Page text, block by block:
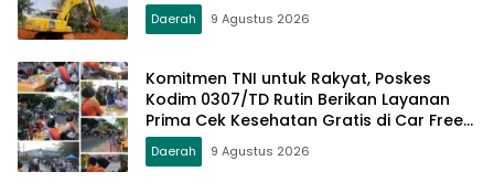
Daerah 9 Agustus 2026
Komitmen TNI untuk Rakyat, Poskes
Kodim 0307/TD Rutin Berikan Layanan
Prima Cek Kesehatan Gratis di Car Free
Day Setiap Minggu
Daerah 9 Agustus 2026